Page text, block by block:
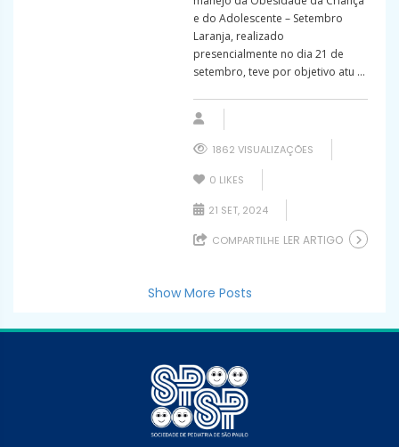
e do Adolescente – Setembro
Laranja, realizado
presencialmente no dia 21 de
setembro, teve por objetivo atu ...
1862 VISUALIZAÇÕES
0 LIKES
21 SET, 2024
COMPARTILHE LER ARTIGO
Show More Posts